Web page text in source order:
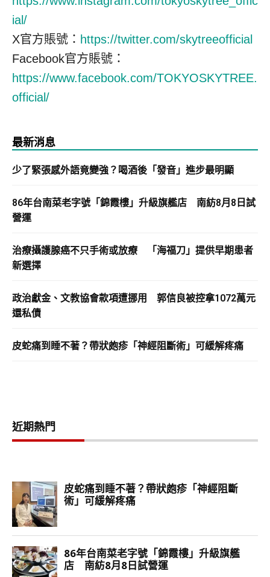
ial/
X官方賬號： https://twitter.com/skytreeofficial
Facebook官方賬號：
https://www.facebook.com/TOKYOSKYTREE.
official/
最新消息
少了緊張感外語竟變強？喝酒後「發音」進步最明顯
86年台南菜老字號「錦霞樓」升級旗艦店 南紡8月8日試
營運
治療攝護腺癌不只手術或放療 「海福刀」提供早期患者
新選擇
政治獻金、文教協會款項遭挪用 郭信良被控拿1072萬元
還私債
皮蛇痛到睡不著？帶狀皰疹「神經阻斷術」可緩解疼痛
近期熱門